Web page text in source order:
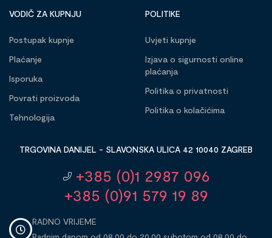
VODIČ ZA KUPNJU
Postupak kupnje
Plaćanje
Isporuka
Povrati proizvoda
Tehnologija
POLITIKE
Uvjeti kupnje
Izjava o sigurnosti online
plaćanja
Politika o privatnosti
Politika o kolačićima
TRGOVINA DANIJEL - SLAVONSKA ULICA 42 10040 ZAGREB
+385 (0)1 2987 096
+385 (0)91 579 19 89
RADNO VRIJEME